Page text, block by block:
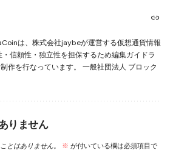
は、株式会社jaybeが運営する仮想通貨情報
信頼性・独立性を担保するため編集ガイドラ
作を行なっています。 一般社団法人 ブロック
りません
とはありません。 ※ が付いている欄は必須項目で